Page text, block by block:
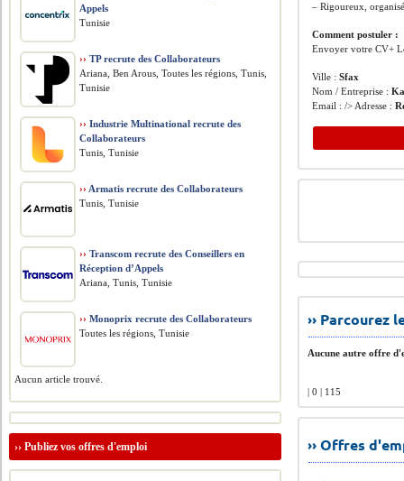
– Rigoureux,
Comment postuler :
Envoyer votre CV+
Ville :Sfax
Nom / Entreprise :
Email : /> Adresse :
››
Aucune autre offre
| 0 | 115
›› Offres
Appels
Tunisie
›› TP recrute des Collaborateurs
Ariana, Ben Arous, Toutes les régions, Tunis,
Tunisie
›› Industrie Multinational recrute des
Collaborateurs
Tunis, Tunisie
›› Armatis recrute des Collaborateurs
Tunis, Tunisie
›› Transcom recrute des Conseillers en
Réception d’Appels
Ariana, Tunis, Tunisie
›› Monoprix recrute des Collaborateurs
Toutes les régions, Tunisie
Aucun article trouvé.
››Publiez vos offres d'emploi